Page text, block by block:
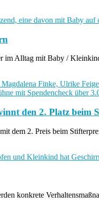
im Alltag mit Baby /
den 2. Platz beim
dem 2. Preis beim
konkrete